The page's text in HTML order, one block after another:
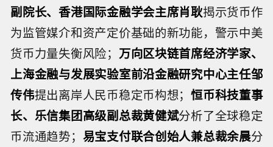
副院长、香港国际金融学会主席肖耿揭示货币作
为监管媒介和资产定价基础的新功能，警示中美
货币力量失衡风险； 万向区块链首席经济学家、
上海金融与发展实验室前沿金融研究中心主任邹
传伟提出离岸人民币稳定币构想； 恒币科技董事
长、乐信集团高级副总裁黄健斌分析了全球稳定
币流通趋势； 易宝支付联合创始人兼总裁余晨分